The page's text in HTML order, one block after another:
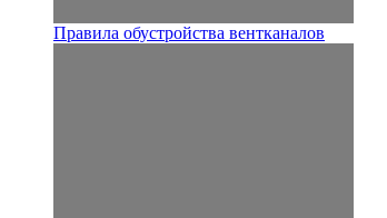
Правила обустройства вентканалов